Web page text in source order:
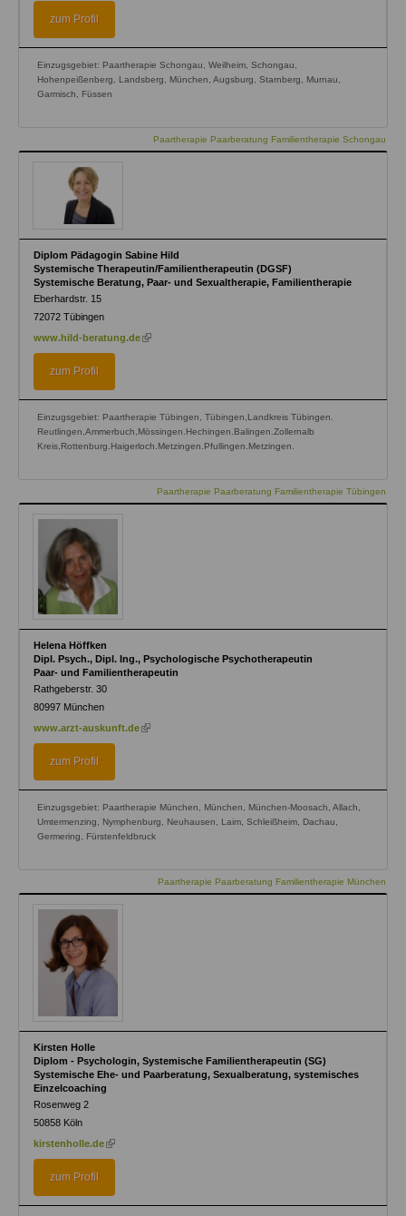
zum Profil
Einzugsgebiet: Paartherapie Schongau, Weilheim, Schongau,
Hohenpeißenberg, Landsberg, München, Augsburg, Starnberg, Murnau,
Garmisch, Füssen
Paartherapie Paarberatung Familientherapie Schongau
Diplom Pädagogin Sabine Hild
Systemische Therapeutin/Familientherapeutin (DGSF)
Systemische Beratung, Paar- und Sexualtherapie, Familientherapie
Eberhardstr. 15
72072 Tübingen
www.hild-beratung.de (link
zum Profil
Einzugsgebiet: Paartherapie Tübingen, Tübingen,Landkreis Tübingen.
Reutlingen,Ammerbuch,Mössingen.Hechingen.Balingen.Zollernalb
Kreis,Rottenburg.Haigerloch.Metzingen.Pfullingen.Metzingen.
Paartherapie Paarberatung Familientherapie Tübingen
Helena Höffken
Dipl. Psych., Dipl. Ing., Psychologische Psychotherapeutin
Paar- und Familientherapeutin
Rathgeberstr. 30
80997 München
www.arzt-auskunft.de (link
zum Profil
Einzugsgebiet: Paartherapie München, München, München-Moosach, Allach,
Umtermenzing, Nymphenburg, Neuhausen, Laim, Schleißheim, Dachau,
Germering, Fürstenfeldbruck
Paartherapie Paarberatung Familientherapie München
Kirsten Holle
Diplom - Psychologin, Systemische Familientherapeutin (SG)
Systemische Ehe- und Paarberatung, Sexualberatung, systemisches
Einzelcoaching
Rosenweg 2
50858 Köln
kirstenholle.de (link
zum Profil